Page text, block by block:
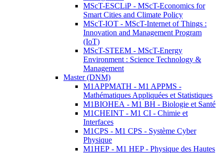
MScT-ESCLiP - MScT-Economics for
Smart Cities and Climate Policy
MScT-IOT - MScT-Internet of Things :
Innovation and Management Program
(IoT)
MScT-STEEM - MScT-Energy
Environment : Science Technology &
Management
Master (DNM)
M1APPMATH - M1 APPMS -
Mathématiques Appliquées et Statistiques
M1BIOHEA - M1 BH - Biologie et Santé
M1CHEINT - M1 CI - Chimie et
Interfaces
M1CPS - M1 CPS - Système Cyber
Physique
M1HEP - M1 HEP - Physique des Hautes